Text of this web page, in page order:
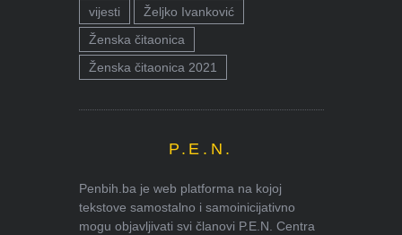
vijesti
Željko Ivanković
Ženska čitaonica
Ženska čitaonica 2021
P.E.N.
Penbih.ba je web platforma na kojoj
tekstove samostalno i samoinicijativno
mogu objavljivati svi članovi P.E.N. Centra